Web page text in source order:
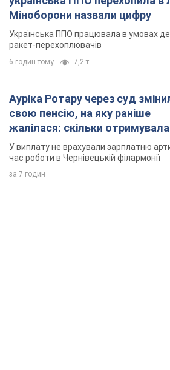
жалілася: скільки отримувала
співачка
час роботи в Чернівецькій філармонії